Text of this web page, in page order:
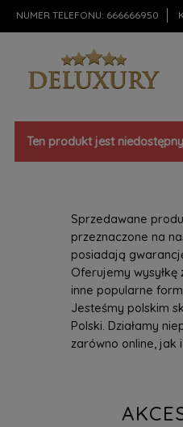
NUMER TELEFONU: 666666950
Ten produkt jest
Sprzedawane
przeznaczone na
posiadają
Oferujemy
inne popularne
Jesteśmy polskim
Polski. Działamy
zarówno online, jak